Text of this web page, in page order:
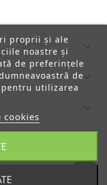

proprii și ale
noastre și
de preferințele
de
utilizarea
cookies
PrestaShop™